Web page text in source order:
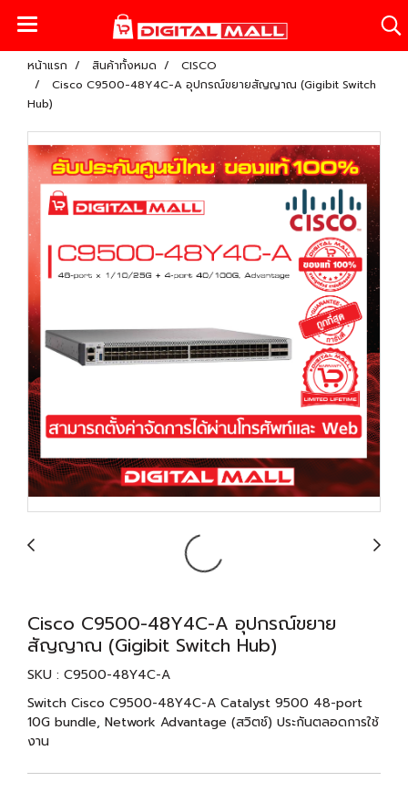
หน้าแรก สินค้าทั้งหมด
CISCO
Cisco C9500-48Y4C-A อุปกรณ์ขยายสัญญาณ (Gigibit Switch
Hub)
Cisco C9500-48Y4C-A อุปกรณ์ขยาย
สัญญาณ (Gigibit Switch Hub)
SKU : C9500-48Y4C-A
Switch Cisco C9500-48Y4C-A Catalyst 9500 48-port
10G bundle, Network Advantage (สวิตช์) ประกันตลอดการใช้
งาน